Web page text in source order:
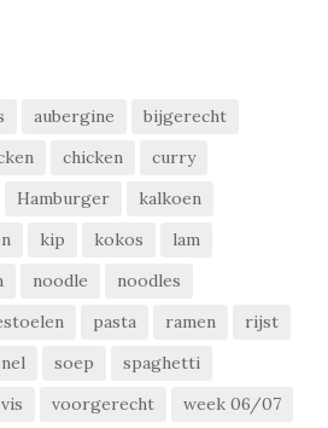
aubergine
bijgerecht
chicken
curry
Hamburger
kalkoen
kip kokos
lam
noodle
noodles
pasta ramen
rijst
soep
spaghetti
vis voorgerecht
week 06/07